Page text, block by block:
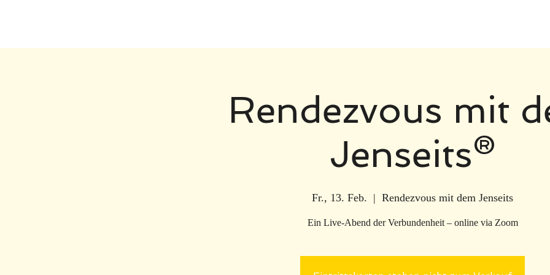
Rendezvous mit
Jenseits®
Fr., 13. Feb.
  |
Rendezvous mit dem Jenseits
Ein Live‑Abend der Verbundenheit – online via Zoom